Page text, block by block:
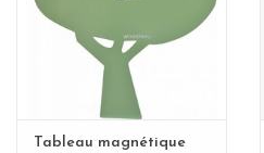
Rectangulaire, carrées, rondes
tableau magnétique
Tableau magnétique